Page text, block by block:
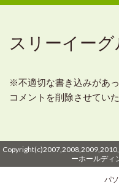
スリーイー
※不適切な書き込みがあ
コメントを削除させてい
ーホールディ
パ